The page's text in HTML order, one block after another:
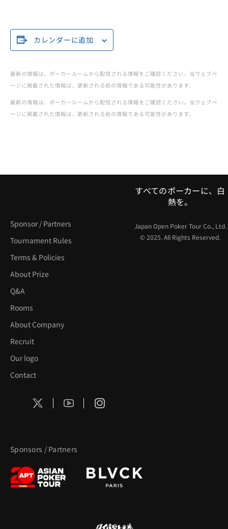
カレンダーに追加
最新の情報は、ポーカールームから配信される情報をご確認ください。当ウェブペ
ージに掲載された情報は、更新される前の情報である可能性があります。
最新の情報は、ポーカールームから配信される情報をご確認ください。当ウェブペ
ージに掲載された情報は、更新される前の情報である可能性があります。
Sponsor / Partners
Tournament Rules
Terms & Policies
About Prize
Q&A
Rooms
About Company
Recruit
Our logo
Contact
Sponsors / Partners
すべてのポーカーに、白
熱を。
Japan Open Poker Tour Co., Ltd.
© 2025. All Rights Reserved.